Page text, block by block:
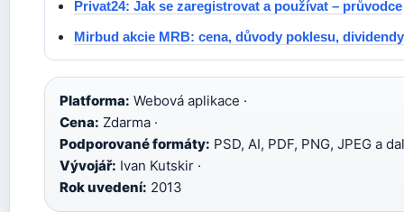
Privat24: Jak se zaregistrovat a používat – průvodce
Mirbud akcie MRB: cena, důvody poklesu, dividendy
Platforma: Webová aplikace ·
Cena: Zdarma ·
Podporované formáty: PSD, AI, PDF, PNG, JPEG a
Vývojář: Ivan Kutskir ·
Rok uvedení: 2013